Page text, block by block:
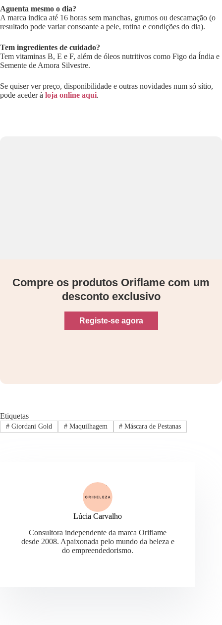
Aguenta mesmo o dia?
A marca indica até 16 horas sem manchas, grumos ou descamação (o
resultado pode variar consoante a pele, rotina e condições do dia).
Tem ingredientes de cuidado?
Tem vitaminas B, E e F, além de óleos nutritivos como Figo da Índia e
Semente de Amora Silvestre.
Se quiser ver preço, disponibilidade e outras novidades num só sítio,
pode aceder à loja online aqui.
Compre os produtos Oriflame com um
desconto exclusivo
Registe-se agora
Etiquetas
#Giordani Gold #Maquilhagem # Máscara de Pestanas
Lúcia Carvalho
Consultora independente da marca Oriflame
desde 2008. Apaixonada pelo mundo da beleza e
do empreendedorismo.